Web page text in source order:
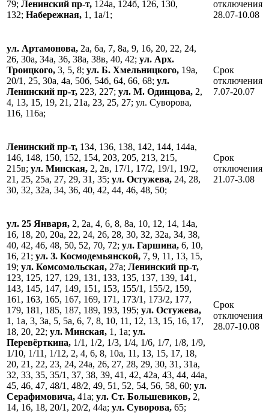
79; Ленинский пр-т, 124а, 124б, 126, 130,
132; Набережная, 1, 1а/1;
отключения
28.07-10.08
ул. Артамонова, 2а, 6а, 7, 8а, 9, 16, 20, 22, 24,
26, 30а, 34а, 36, 38а, 38в, 40, 42; ул. Арх.
Троицкого, 3, 5, 8; ул. Б. Хмельницкого, 19а,
20/1, 25, 30а, 4а, 50б, 54б, 64, 66, 68; ул.
Ленинский пр-т, 223, 227; ул. М. Одинцова, 2,
4, 13, 15, 19, 21, 21а, 23, 25, 27; ул. Суворова,
116, 116а;
Срок
отключения
7.07-20.07
Ленинский пр-т, 134, 136, 138, 142, 144, 144а,
146, 148, 150, 152, 154, 203, 205, 213, 215,
215в; ул. Минская, 2, 2в, 17/1, 17/2, 19/1, 19/2,
21, 25, 25а, 27, 29, 31, 35; ул. Остужева, 24, 28,
30, 32, 32а, 34, 36, 40, 42, 44, 46, 48, 50;
Срок
отключения
21.07-3.08
ул. 25 Января, 2, 2а, 4, 6, 8, 8а, 10, 12, 14, 14а,
16, 18, 20, 20а, 22, 24, 26, 28, 30, 32, 32а, 34, 38,
40, 42, 46, 48, 50, 52, 70, 72; ул. Гаршина, 6, 10,
16, 21; ул. З. Космодемьянской, 7, 9, 11, 13, 15,
19; ул. Комсомольская, 27а; Ленинский пр-т,
123, 125, 127, 129, 131, 133, 135, 137, 139, 141,
143, 145, 147, 149, 151, 153, 155/1, 155/2, 159,
161, 163, 165, 167, 169, 171, 173/1, 173/2, 177,
179, 181, 185, 187, 189, 193, 195; ул. Остужева,
1, 1а, 3, 3а, 5, 5а, 6, 7, 8, 10, 11, 12, 13, 15, 16, 17,
18, 20, 22; ул. Минская, 1, 1а; ул.
Перевёрткина, 1/1, 1/2, 1/3, 1/4, 1/6, 1/7, 1/8, 1/9,
1/10, 1/11, 1/12, 2, 4, 6, 8, 10а, 11, 13, 15, 17, 18,
20, 21, 22, 23, 24, 24а, 26, 27, 28, 29, 30, 31, 31а,
32, 33, 35, 35/1, 37, 38, 39, 41, 42, 42а, 43, 44, 44а,
45, 46, 47, 48/1, 48/2, 49, 51, 52, 54, 56, 58, 60; ул.
Серафимовича, 41а; ул. Ст. Большевиков, 2,
14, 16, 18, 20/1, 20/2, 44а; ул. Суворова, 65;
Срок
отключения
28.07-10.08